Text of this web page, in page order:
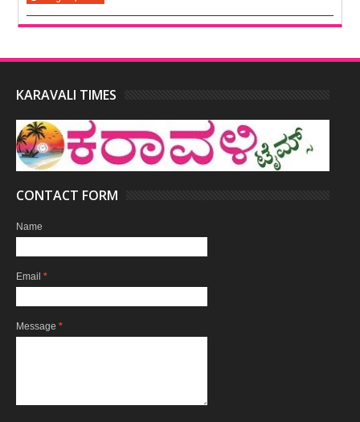
KARAVALI TIMES
CONTACT FORM
Name
Email *
Message *